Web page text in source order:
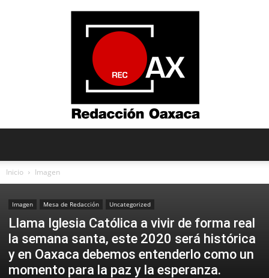
Oaxaca
Inicio Imagen
Imagen Mesa de Redacción Uncategorized
Llama Iglesia Católica a vivir de forma real
la semana santa, este 2020 será histórica
y en Oaxaca debemos entenderlo como un
momento para la paz y la esperanza.